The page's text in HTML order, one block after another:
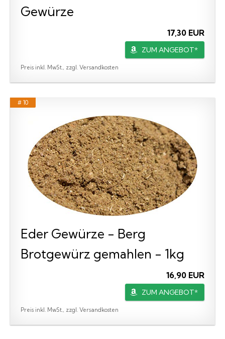
Gewürze
17,30 EUR
ZUM ANGEBOT*
Preis inkl. MwSt., zzgl. Versandkosten
# 10
Eder Gewürze - Berg
Brotgewürz gemahlen - 1kg
16,90 EUR
ZUM ANGEBOT*
Preis inkl. MwSt., zzgl. Versandkosten